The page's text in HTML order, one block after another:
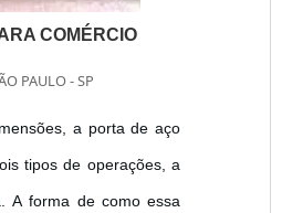
COMÉRCIO
PAULO - SP
a porta de aço
tipos de operações, a
A forma de como essa